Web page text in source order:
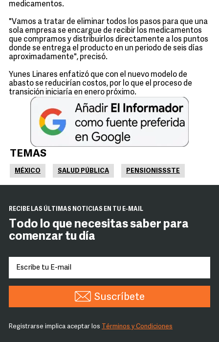
medicamentos.
"Vamos a tratar de eliminar todos los pasos para que una
sola empresa se encargue de recibir los medicamentos
que compramos y distribuirlos directamente a los puntos
donde se entrega el producto en un periodo de seis días
aproximadamente", precisó.
Yunes Linares enfatizó que con el nuevo modelo de
abasto se reducirían costos, por lo que el proceso de
transición iniciaría en enero próximo.
TEMAS
MÉXICO SALUD PÚBLICA PENSIONISSSTE
RECIBE LAS ÚLTIMAS NOTICIAS EN TU E-MAIL
Todo lo que necesitas saber para
comenzar tu día
Suscríbete
Registrarse implica aceptar los Términos y Condiciones